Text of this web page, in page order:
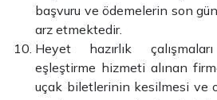
başvuru ve ödemelerin son
arz etmektedir.
Heyet hazırlık
eşleştirme hizmeti alınan
uçak biletlerinin kesilmesi ve